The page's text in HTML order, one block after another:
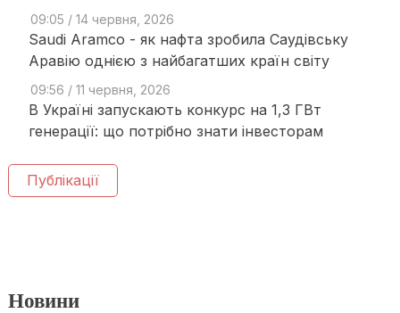
09:05 / 14 червня, 2026
Saudi Aramco - як нафта зробила Саудівську
Аравію однією з найбагатших країн світу
09:56 / 11 червня, 2026
В Україні запускають конкурс на 1,3 ГВт
генерації: що потрібно знати інвесторам
Публікації
Новини